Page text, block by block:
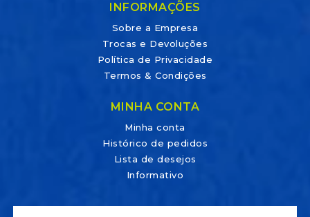
INFORMAÇÕES
Sobre a Empresa
Trocas e Devoluções
Política de Privacidade
Termos & Condições
MINHA CONTA
Minha conta
Histórico de pedidos
Lista de desejos
Informativo